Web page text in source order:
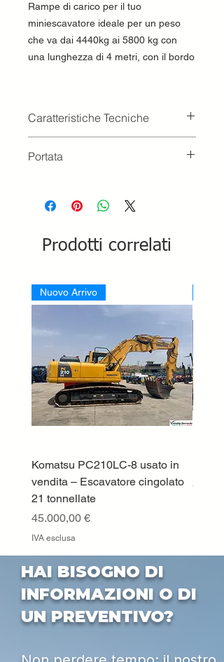
Rampe di carico per il tuo
miniescavatore ideale per un peso
che va dai 4440kg ai 5800 kg con
una lunghezza di 4 metri, con il bordo
Caratteristiche Tecniche
Peso 110kg
Portata
Passo 2000 kg 5800
Prodotti correlati
Nuovo Arrivo
Komatsu PC210LC-8 usato in
vendita – Escavatore cingolato
21 tonnellate
Prezzo
45.000,00 €
IVA esclusa
Prezzo
HAI BISOGNO DI
INFORMAZIONI O DI
UN PREVENTIVO?